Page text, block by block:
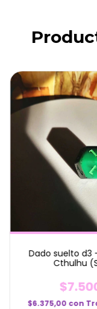
Dado suelto d3
Cthulhu
$6.375,00 con